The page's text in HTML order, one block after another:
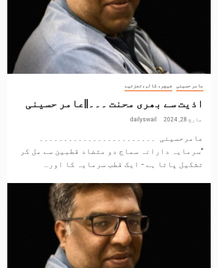
عامر حسینی فیچر، کالم،تجزئیے
اذیت سے بھری محنت ۔۔۔||عامر حسینی
مارچ 28, 2024 dailyswail
عامرحسینی ۔۔۔۔۔۔۔۔۔۔۔۔۔۔۔۔۔۔۔۔۔۔۔۔
"سرمایہ دارانہ سماج دو متضاد قطبین سے مل کر
تشکیل پاتا ہے - ایک قطب سرمایہ کا اور...